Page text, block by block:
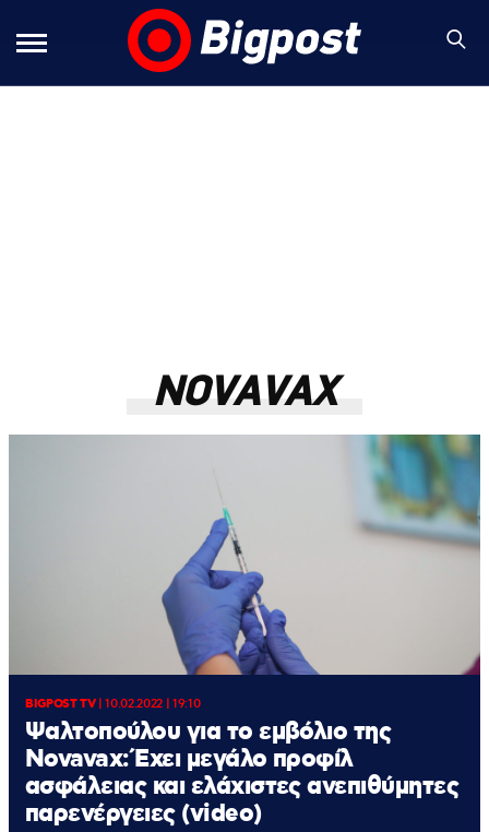
NOVAVAX
BIGPOST TV|10.02.2022 | 19:10
Ψαλτοπούλου για το εμβόλιο της
Novavax: Έχει μεγάλο προφίλ
ασφάλειας και ελάχιστες ανεπιθύμητες
παρενέργειες (video)